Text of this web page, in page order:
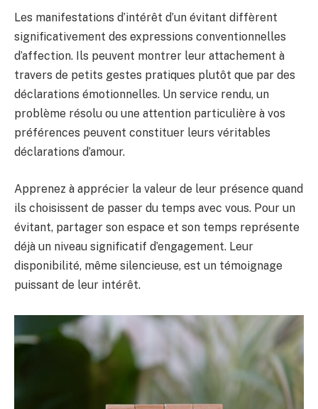
Les manifestations d’intérêt d’un évitant diffèrent
significativement des expressions conventionnelles
d’affection. Ils peuvent montrer leur attachement à
travers de petits gestes pratiques plutôt que par des
déclarations émotionnelles. Un service rendu, un
problème résolu ou une attention particulière à vos
préférences peuvent constituer leurs véritables
déclarations d’amour.
Apprenez à apprécier la valeur de leur présence quand
ils choisissent de passer du temps avec vous. Pour un
évitant, partager son espace et son temps représente
déjà un niveau significatif d’engagement. Leur
disponibilité, même silencieuse, est un témoignage
puissant de leur intérêt.